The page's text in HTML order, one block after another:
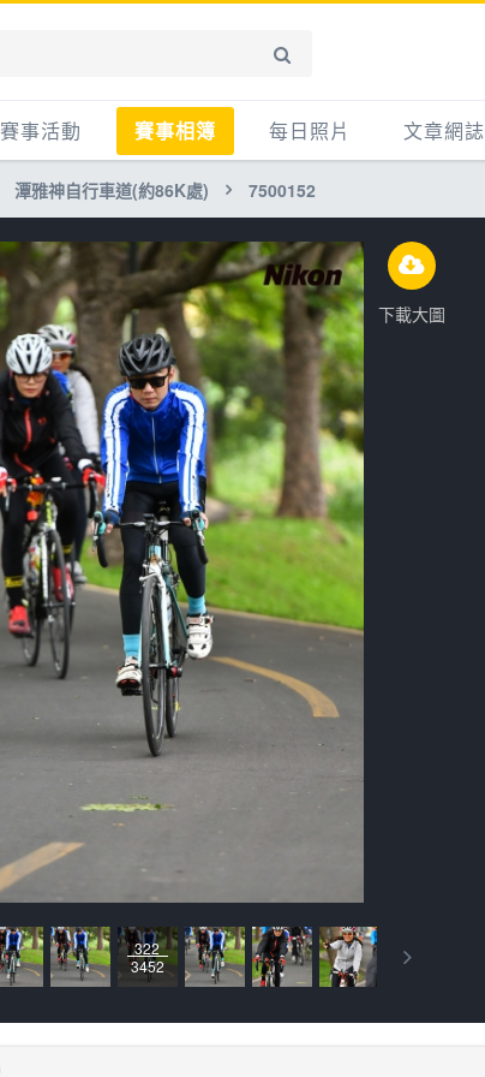
賽事活動
國內
國外
兒童滑步車
跟著筆記騎車去
賽事相簿
賽事影音相簿
自行車好影片
每日照片 文章網誌
知識
新聞
產品
潭雅神自行車道(約86K處) 7500152
下載大圖
322
3452